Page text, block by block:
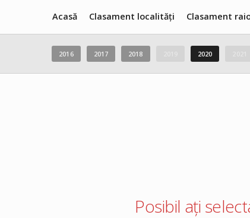
Acasă Clasament localități Clasament
2016 2017 2018 2020
Posibil ați